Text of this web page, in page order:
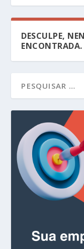
DESCULPE,
ENCONTRADA.